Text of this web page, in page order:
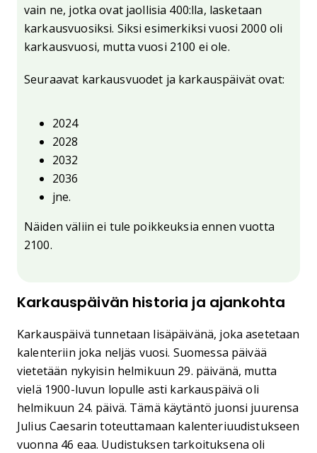
vain ne, jotka ovat jaollisia 400:lla, lasketaan
karkausvuosiksi. Siksi esimerkiksi vuosi 2000 oli
karkausvuosi, mutta vuosi 2100 ei ole.
Seuraavat karkausvuodet ja karkauspäivät ovat:
2024
2028
2032
2036
jne.
Näiden väliin ei tule poikkeuksia ennen vuotta
2100.
Karkauspäivän historia ja ajankohta
Karkauspäivä tunnetaan lisäpäivänä, joka asetetaan
kalenteriin joka neljäs vuosi. Suomessa päivää
vietetään nykyisin helmikuun 29. päivänä, mutta
vielä 1900-luvun lopulle asti karkauspäivä oli
helmikuun 24. päivä. Tämä käytäntö juonsi juurensa
Julius Caesarin toteuttamaan kalenteriuudistukseen
vuonna 46 eaa. Uudistuksen tarkoituksena oli